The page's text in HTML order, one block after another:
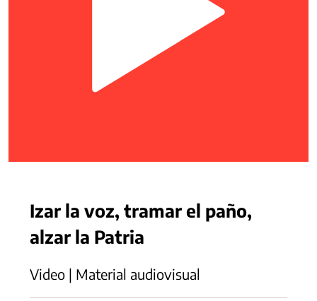
Izar la voz, tramar el paño,
alzar la Patria
Video | Material audiovisual